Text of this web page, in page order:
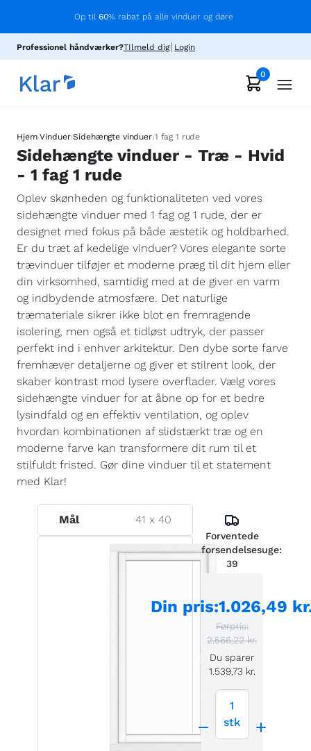
Op til 60% rabat på alle vinduer og døre
Professionel håndværker?TIlmeld dig Login
0
Hjem›Vinduer›Sidehængte vinduer›1 fag 1 rude
Sidehængte vinduer - Træ - Hvid
- 1 fag 1 rude
Oplev skønheden og funktionaliteten ved vores
sidehængte vinduer med 1 fag og 1 rude, der er
designet med fokus på både æstetik og holdbarhed.
Er du træt af kedelige vinduer? Vores elegante sorte
trævinduer tilføjer et moderne præg til dit hjem eller
din virksomhed, samtidig med at de giver en varm
og indbydende atmosfære. Det naturlige
træmateriale sikrer ikke blot en fremragende
isolering, men også et tidløst udtryk, der passer
perfekt ind i enhver arkitektur. Den dybe sorte farve
fremhæver detaljerne og giver et stilrent look, der
skaber kontrast mod lysere overflader. Vælg vores
sidehængte vinduer for at åbne op for et bedre
lysindfald og en effektiv ventilation, og oplev
hvordan kombinationen af slidstærkt træ og en
moderne farve kan transformere dit rum til et
stilfuldt fristed. Gør dine vinduer til et statement
med Klar!
Mål 41 x40
Forventede
forsendelsesuge:
39
Din pris:1.026,49
Førpris:
2.566,22 kr.
Du sparer
1.539,73 kr.
1
stk